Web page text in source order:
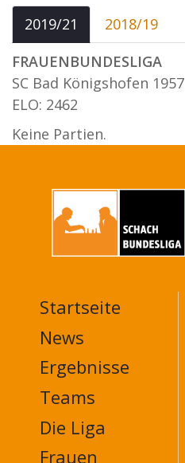
2019/21
2018/19
FRAUENBUNDESLIGA
SC Bad Königshofen 1957
ELO: 2462
Keine Partien.
MAIN
NAVIGATION
FOOTER
Startseite
News
Ergebnisse
Teams
Die Liga
Frauen